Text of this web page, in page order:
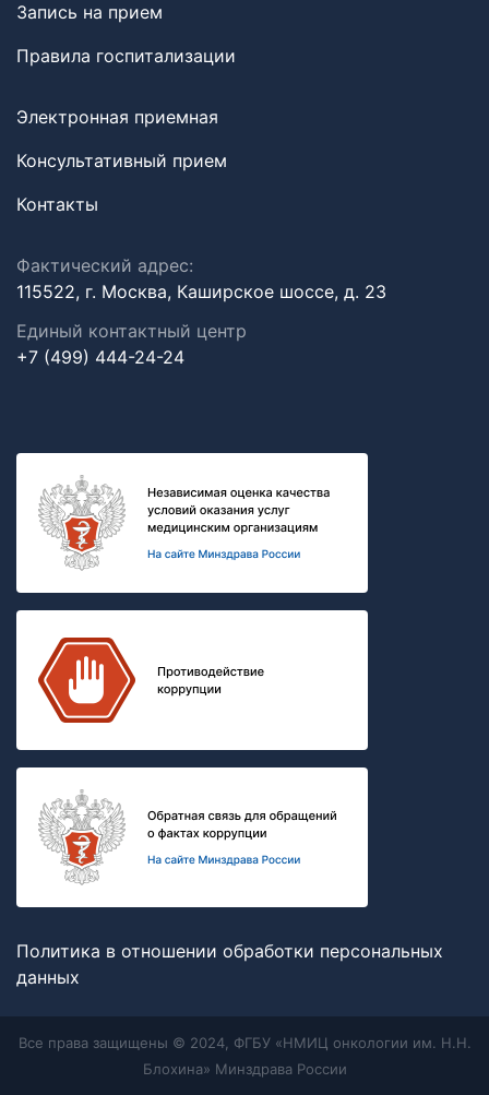
Запись на прием
Правила госпитализации
Электронная приемная
Консультативный прием
Контакты
Фактический адрес:
115522, г. Москва, Каширское шоссе, д. 23
Единый контактный центр
+7 (499) 444-24-24
Политика в отношении обработки персональных
данных
Все права защищены © 2024, ФГБУ «НМИЦ онкологии им. Н.Н.
Блохина» Минздрава России